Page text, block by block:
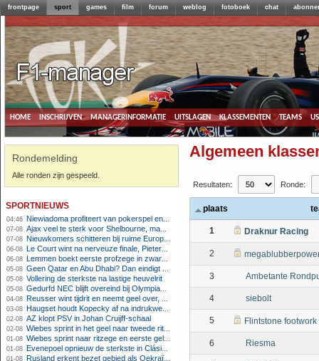
frontpage sport games film forum weblog fotoboek chat
home inschrijven managerinformatie uitslagen klassementen teams
Rondemelding
Alle ronden zijn gespeeld.
sportnieuws
04:46 Niewiadoma profiteert van pokerspel en grijpt geel op Ventoux
07-08 Ajax veel te sterk voor Shelbourne, maar houdt schade beperkt
07-08 Nieuwkomers schitteren bij ruime Europese zege FC Twente
06-08 Le Court wint na nerveuze finale, Pieterse derde
06-08 Lemmen boekt eerste profzege in zware Ronde van Polen-rit
05-08 Geen Qatar en Abu Dhabi? Dan eindigt Formule 1-seizoen mogelijk in Europa
05-08 Vollering de sterkste na lastige heuvelrit
05-08 Gedurfd NEC blijft overeind bij Olympiakos
04-08 Reusser wint tijdrit en neemt geel over, Nooijen knap tweede
03-08 Haugset houdt Kopecky af na indrukwekkende solo van 86 kilometer
02-08 AZ klopt PSV in Johan Cruijff-schaal
02-08 Wiebes sprint in het geel naar tweede ritzege
01-08 Wiebes sprint naar ritzege en eerste gele trui in Tour Femmes
01-08 Evenepoel opnieuw de sterkste in Clásica San Sebastián
01-08 Rusland erkent bezet gebied als Oekraïens voor opheffing IOC-schorsing
Algemeen
Resultaten: Ronde:
plaats
1 Draknur Racing
2
3 Ambetante
4 siebolt
5 Flintstone footwork
6 Riesma